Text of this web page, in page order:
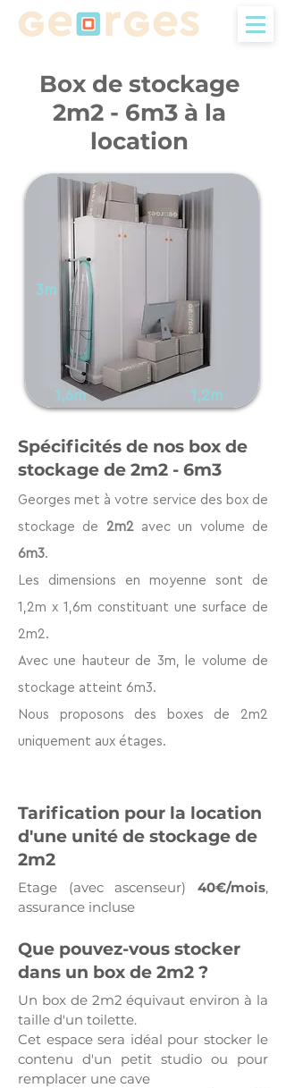
Box de stockage
2m2 - 6m3 à la
location
3m
1,6m 1,2m
Spécificités de nos box de
stockage de 2m2 - 6m3
Georges met à votre service des box de
stockage de 2m2avec un volume de
6m3.
Les dimensions en moyenne sont de
1,2m x 1,6m constituant une surface de
2m2.
Avec une hauteur de 3m, le volume de
stockage atteint 6m3.
Nous proposons des boxes de 2m2
uniquement aux étages.
Tarification pour la location
d'une unité de stockage de
2m2
Etage (avec ascenseur) 40€/mois,
assurance incluse
Que pouvez-vous stocker
dans un box de 2m2 ?
Un box de 2m2 équivaut environ à la
taille d'un toilette.
Cet espace sera idéal pour stocker le
contenu d'un petit studio ou pour
remplacer une cave